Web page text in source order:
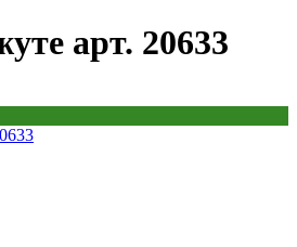
арт. 20633